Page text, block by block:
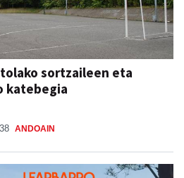
sortzaileen eta
katebegia
ANDOAIN